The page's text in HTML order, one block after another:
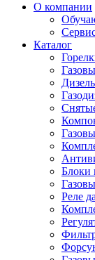
О компании
Каталог
Блоки
Реле